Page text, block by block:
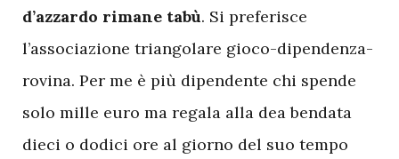
d’azzardo rimane tabù. Si preferisce
l’associazione triangolare gioco-dipendenza-
rovina. Per me è più dipendente chi spende
solo mille euro ma regala alla dea bendata
dieci o dodici ore al giorno del suo tempo